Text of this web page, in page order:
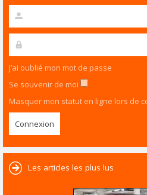
J’ai oublié mon mot de passe
Se souvenir de moi
Masquer mon statut en ligne lors de
Les articles les plus lus